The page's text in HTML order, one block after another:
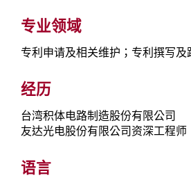
专业领域
专利申请及相关维护；专利撰写及
经历
台湾积体电路制造股份有限公司
友达光电股份有限公司资深工程师
语言